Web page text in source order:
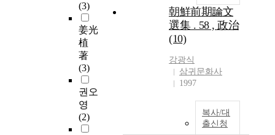
(3)
姜光
植
著
(3)
권오
영
(2)
朝鮮前期論文
選集 . 58 , 政治
(10)
강광식
삼귀문화사
1997
복사/대
출신청